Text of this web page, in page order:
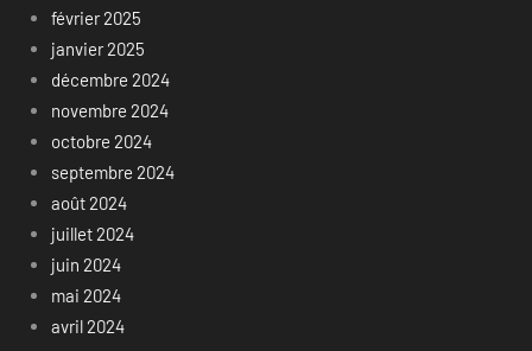
février 2025
janvier 2025
décembre 2024
novembre 2024
octobre 2024
septembre 2024
août 2024
juillet 2024
juin 2024
mai 2024
avril 2024